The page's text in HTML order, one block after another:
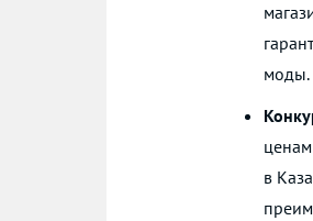
моды.
в